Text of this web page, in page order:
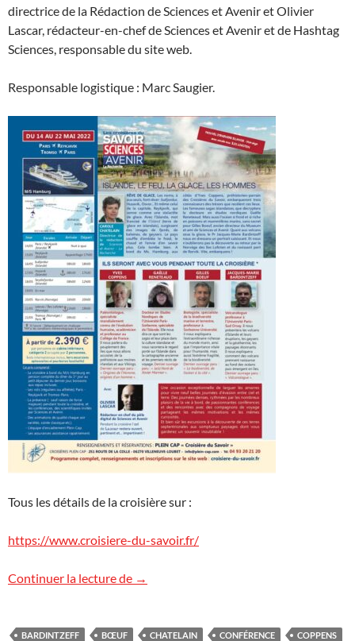
directrice de la Rédaction de Sciences et Avenir et Olivier
Lascar, rédacteur-en-chef de Sciences et Avenir et de Hashtag
Sciences, responsable du site web.
Responsable logistique : Marc Saugier.
Tous les détails de la croisière sur :
https://www.croisiere-du-savoir.fr/
Continuer la lecture de Croisière du Savoir en Islande et en
→
BARDINTZEFF BŒUF CHATELAIN CONFÉRENCE
COPPENS